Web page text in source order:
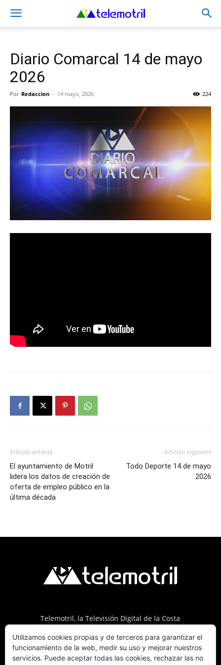
Diario Comarcal 14 de mayo
2026
Por Redaccion - 14 mayo, 2026 224
Artículo anterior
El ayuntamiento de Motril
lidera los datos de creación de
oferta de empleo público en la
última década
Artículo siguiente
Todo Deporte 14 de mayo
2026
Telemotril, la Televisión Digital de la Costa
del 107.7 en OndaSur Motril.
Utilizamos cookies propias y de terceros para garantizar el
funcionamiento de la web, medir su uso y mejorar nuestros
servicios. Puede aceptar todas las cookies, rechazar las no